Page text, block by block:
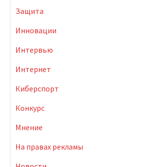
Защита
Инновации
Интервью
Интернет
Киберспорт
Конкурс
Мнение
На правах рекламы